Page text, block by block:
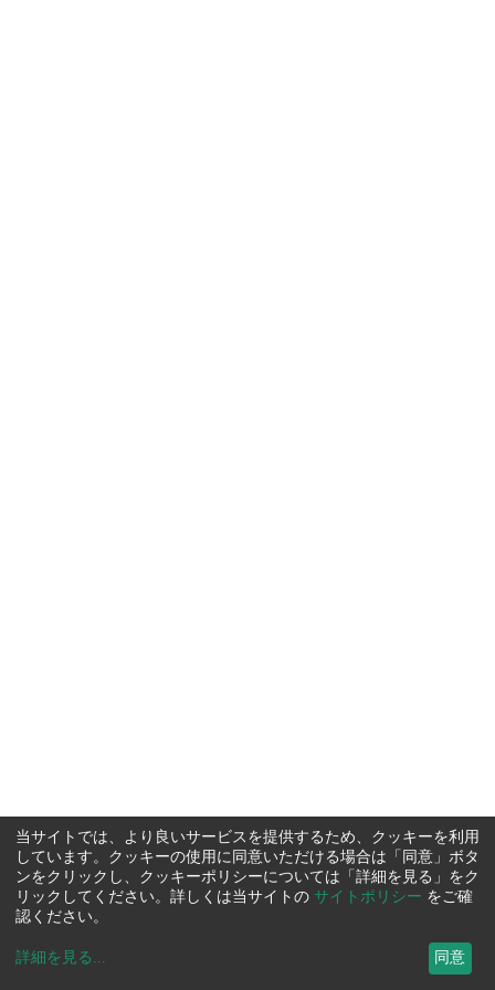
当サイトでは、より良いサービスを提供するため、クッキーを利用
しています。クッキーの使用に同意いただける場合は「同意」ボタ
ンをクリックし、クッキーポリシーについては「詳細を見る」をク
リックしてください。詳しくは当サイトの サイトポリシー をご確
認ください。
詳細を見る ... 同意